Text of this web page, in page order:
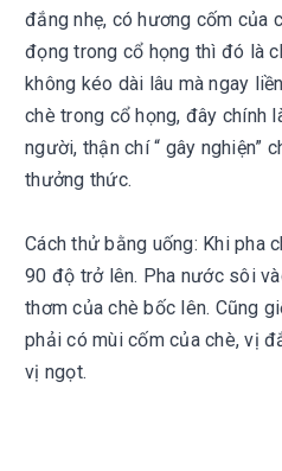
đắng nhẹ, có hương cốm của
đọng trong cổ họng thì đó là
không kéo dài lâu mà ngay
chè trong cổ họng, đây chính
người, thận chí “ gây nghiện”
thưởng thức.
Cách thử bằng uống: Khi pha
90 độ trở lên. Pha nước sôi
thơm của chè bốc lên. Cũng
phải có mùi cốm của chè, vị
vị ngọt.